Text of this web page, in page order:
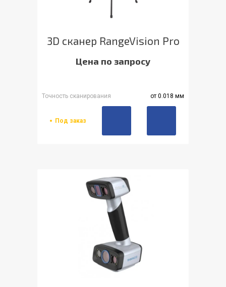
3D сканер RangeVision Pro
Цена по запросу
Точность сканирования от 0.018 мм
Под заказ